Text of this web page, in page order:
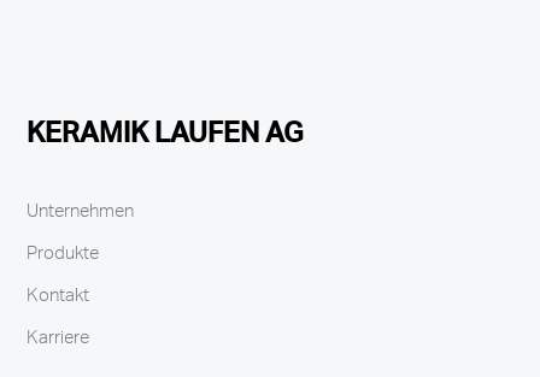
KERAMIK LAUFEN AG
Unternehmen
Produkte
Kontakt
Karriere